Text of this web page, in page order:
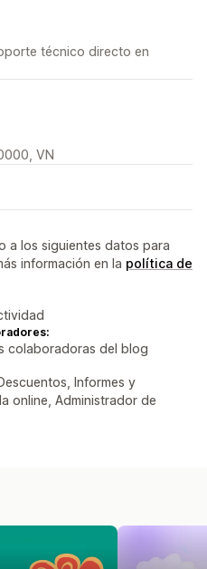
técnico directo en
VN
a los siguientes datos para
información en la política de
colaboradoras del blog
Informes y
online, Administrador de